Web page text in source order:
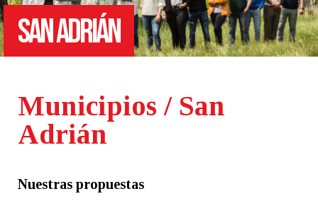
SAN ADRIÁN
Municipios / San
Adrián
Nuestras propuestas